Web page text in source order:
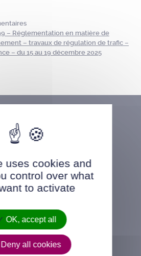
– Réglementation en matière de
– travaux de régulation de trafic –
– du 15 au 19 décembre 2025
uses cookies and
control over what
to activate
OK, accept all
Deny all cookies